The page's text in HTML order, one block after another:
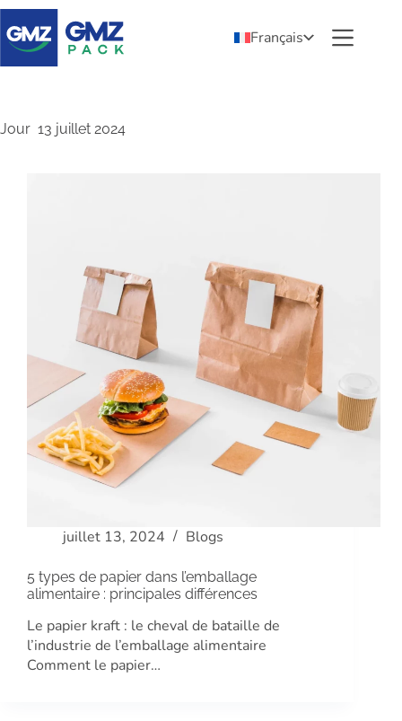
Français
Jour 13 juillet 2024
juillet 13, 2024 Blogs
5 types de papier dans l’emballage
alimentaire : principales différences
Le papier kraft : le cheval de bataille de
l’industrie de l’emballage alimentaire
Comment le papier…